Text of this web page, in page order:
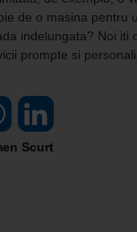
de o masina pentru
indelungata? Noi iti
prompte si
Scurt